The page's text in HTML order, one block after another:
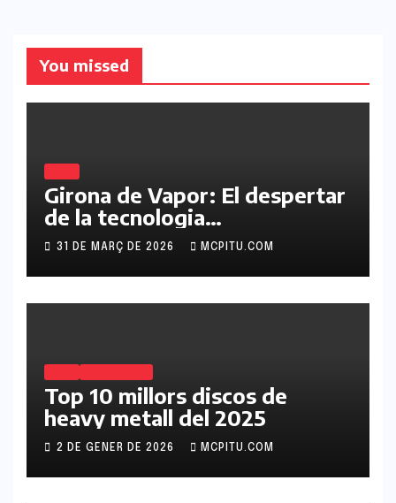
You missed
Girona de Vapor: El despertar
de la tecnologia
retrofuturista a Catalunya
31 DE MARÇ DE 2026 MCPITU.COM
Top 10 millors discos de
heavy metall del 2025
2 DE GENER DE 2026 MCPITU.COM